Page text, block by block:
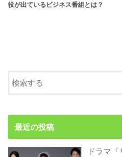
役が出ているビジネス番組とは？
最近の投稿
ドラマ